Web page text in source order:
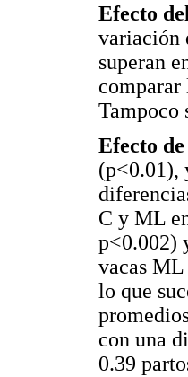
Efecto
variación
superan
comparar
Tampoco
Efecto
(p<0.01),
C y ML
p<0.002)
vacas
lo que
con una
0.39